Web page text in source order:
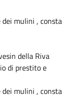
mulini , consta
della Riva
di prestito e
mulini , consta